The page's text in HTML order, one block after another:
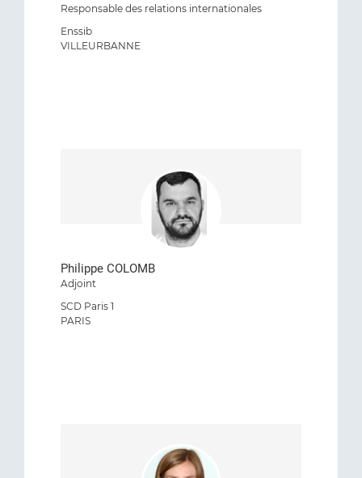
Responsable des relations internationales
Enssib
VILLEURBANNE
Philippe COLOMB
Adjoint
SCD Paris 1
PARIS